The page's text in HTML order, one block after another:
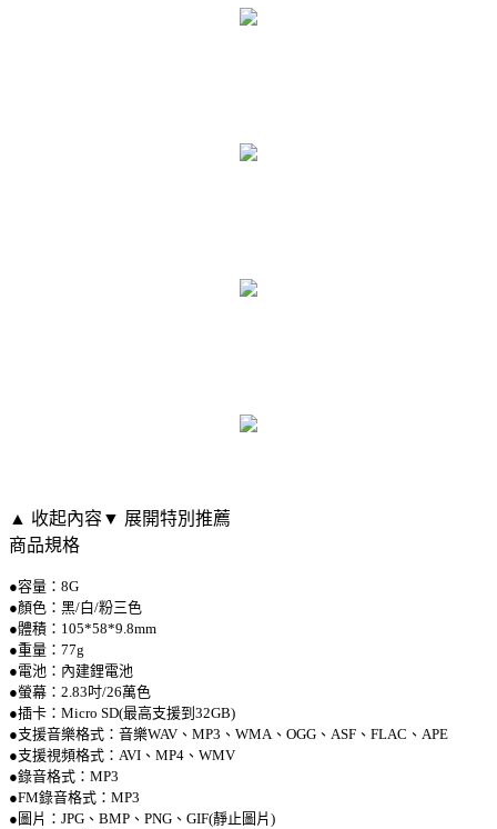
▲ 收起內容▼ 展開特別推薦
商品規格
●容量：8G
●顏色：黑/白/粉三色
●體積：105*58*9.8mm
●重量：77g
●電池：內建鋰電池
●螢幕：2.83吋/26萬色
●插卡：Micro SD(最高支援到32GB)
●支援音樂格式：音樂WAV、MP3、WMA、OGG、ASF、FLAC、APE
●支援視頻格式：AVI、MP4、WMV
●錄音格式：MP3
●FM錄音格式：MP3
●圖片：JPG、BMP、PNG、GIF(靜止圖片)